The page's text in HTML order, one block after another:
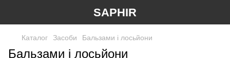
SAPHIR
Каталог Засоби Бальзами і лосьйони
Бальзами і лосьйони